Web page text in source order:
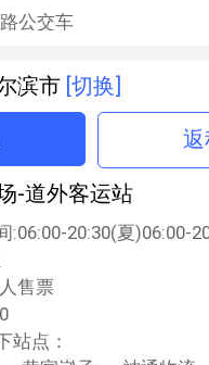
公交车
滨市 [切换]
返
-道外客运站
:06:00-20:30(夏)06:00-
售票
站点：